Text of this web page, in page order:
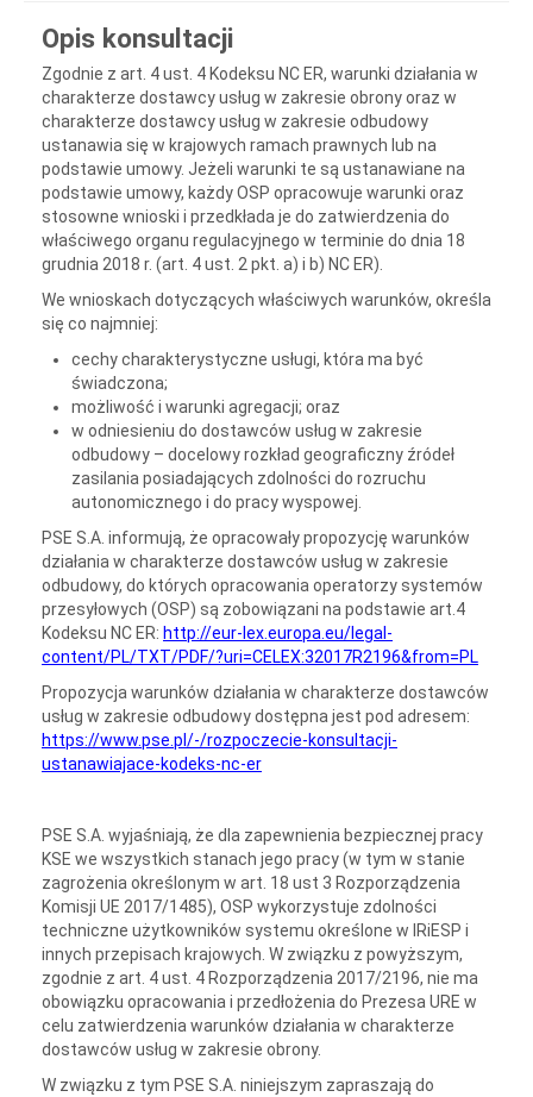
Opis konsultacji
Zgodnie z art. 4 ust. 4 Kodeksu NC ER, warunki działania w
charakterze dostawcy usług w zakresie obrony oraz w
charakterze dostawcy usług w zakresie odbudowy
ustanawia się w krajowych ramach prawnych lub na
podstawie umowy. Jeżeli warunki te są ustanawiane na
podstawie umowy, każdy OSP opracowuje warunki oraz
stosowne wnioski i przedkłada je do zatwierdzenia do
właściwego organu regulacyjnego w terminie do dnia 18
grudnia 2018 r. (art. 4 ust. 2 pkt. a) i b) NC ER).
We wnioskach dotyczących właściwych warunków, określa
się co najmniej:
cechy charakterystyczne usługi, która ma być
świadczona;
możliwość i warunki agregacji; oraz
w odniesieniu do dostawców usług w zakresie
odbudowy – docelowy rozkład geograficzny źródeł
zasilania posiadających zdolności do rozruchu
autonomicznego i do pracy wyspowej.
PSE S.A. informują, że opracowały propozycję warunków
działania w charakterze dostawców usług w zakresie
odbudowy, do których opracowania operatorzy systemów
przesyłowych (OSP) są zobowiązani na podstawie art.4
Kodeksu NC ER: http://eur-lex.europa.eu/legal-
content/PL/TXT/PDF/?uri=CELEX:32017R2196&from=PL
Propozycja warunków działania w charakterze dostawców
usług w zakresie odbudowy dostępna jest pod adresem:
https://www.pse.pl/-/rozpoczecie-konsultacji-
ustanawiajace-kodeks-nc-er
PSE S.A. wyjaśniają, że dla zapewnienia bezpiecznej pracy
KSE we wszystkich stanach jego pracy (w tym w stanie
zagrożenia określonym w art. 18 ust 3 Rozporządzenia
Komisji UE 2017/1485), OSP wykorzystuje zdolności
techniczne użytkowników systemu określone w IRiESP i
innych przepisach krajowych. W związku z powyższym,
zgodnie z art. 4 ust. 4 Rozporządzenia 2017/2196, nie ma
obowiązku opracowania i przedłożenia do Prezesa URE w
celu zatwierdzenia warunków działania w charakterze
dostawców usług w zakresie obrony.
W związku z tym PSE S.A. niniejszym zapraszają do